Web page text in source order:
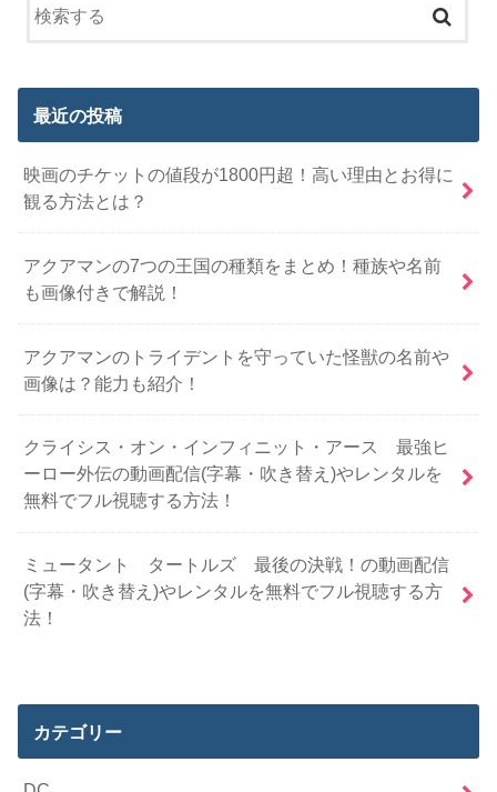
最近の投稿
映画のチケットの値段が1800円超！高い理由とお得に
観る方法とは？
アクアマンの7つの王国の種類をまとめ！種族や名前
も画像付きで解説！
アクアマンのトライデントを守っていた怪獣の名前や
画像は？能力も紹介！
クライシス・オン・インフィニット・アース 最強ヒ
ーロー外伝の動画配信(字幕・吹き替え)やレンタルを
無料でフル視聴する方法！
ミュータント タートルズ 最後の決戦！の動画配信
(字幕・吹き替え)やレンタルを無料でフル視聴する方
法！
カテゴリー